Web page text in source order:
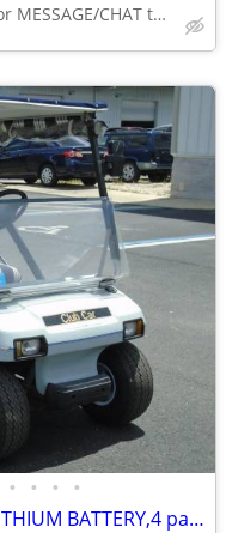
Call (786) 730-7625 or MESSAGE/CHAT to confirm availability
• • • •
CLUB CAR, lots of extras, 51.2V LITHIUM BATTERY,4 passenger golf cart